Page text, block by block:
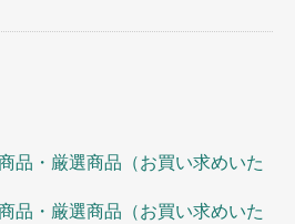
品・厳選商品（お買い求めいた
品・厳選商品（お買い求めいた